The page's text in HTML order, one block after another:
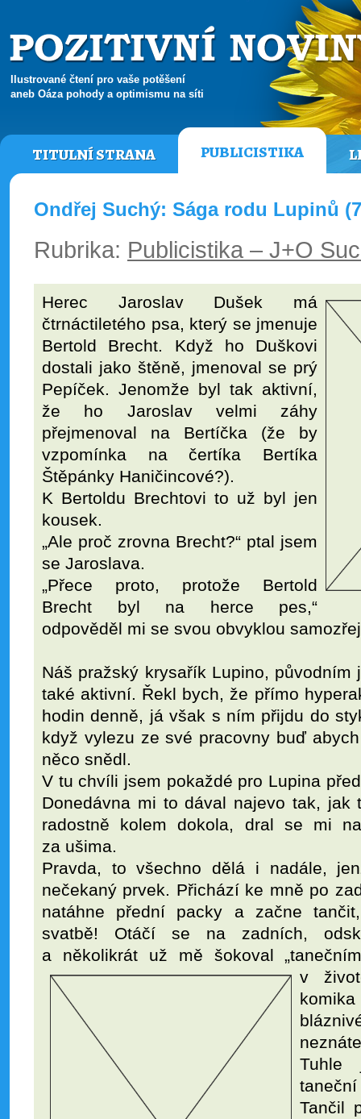
Ilustrované čtení pro vaše potěšení
aneb Oáza pohody a optimismu na síti
TITULNÍ STRANA PUBLICISTIKA
Ondřej Suchý: Sága rodu Lupinů
Rubrika: Publicistika – J+O
Herec Jaroslav Dušek má
čtrnáctiletého psa, který se jmenuje
Bertold Brecht. Když ho Duškovi
dostali jako štěně, jmenoval se prý
Pepíček. Jenomže byl tak aktivní,
že ho Jaroslav velmi záhy
přejmenoval na Bertíčka (že by
vzpomínka na čertíka Bertíka
Štěpánky Haničincové?).
K Bertoldu Brechtovi to už byl jen
kousek.
„Ale proč zrovna Brecht?“ ptal jsem
se Jaroslava.
„Přece proto, protože Bertold
Brecht byl na herce pes,“
odpověděl mi se svou obvyklou
Náš pražský krysařík Lupino, původním
také aktivní. Řekl bych, že přímo
hodin denně, já však s ním přijdu do
když vylezu ze své pracovny buď
něco snědl.
V tu chvíli jsem pokaždé pro Lupina
Donedávna mi to dával najevo tak,
radostně kolem dokola, dral se mi
za ušima.
Pravda, to všechno dělá i nadále,
nečekaný prvek. Přichází ke mně po
natáhne přední packy a začne
svatbě! Otáčí se na zadních,
a několikrát už mě šokoval
v
Tuhle
Tančil